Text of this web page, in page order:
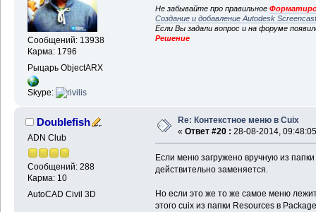
Сообщений: 13938
Карма: 1796
Рыцарь ObjectARX
Skype:
Не забывайте про правильное
Создание и добавление Autodesk
Если Вы задали вопрос и на форуме
Решение
Doublefish
ADN Club
Сообщений: 288
Карма: 10
AutoCAD Civil 3D
Re: Контекстное меню в Cuix
« Ответ #20 : 28-08-2014,
Если меню загружено вручную из
действительно заменяется.
Но если это же то же самое меню
этого cuix из папки Resources в